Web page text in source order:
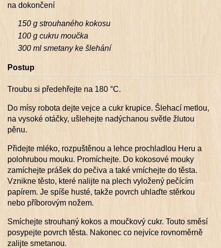
na dokončení
150 g strouhaného kokosu
100 g cukru moučka
300 ml smetany ke šlehání
Postup
Troubu si předehřejte na 180 °C.
Do mísy robota dejte vejce a cukr krupice. Šlehací metlou,
na vysoké otáčky, ušlehejte nadýchanou světle žlutou
pěnu.
Přidejte mléko, rozpuštěnou a lehce prochladlou Heru a
polohrubou mouku. Promíchejte. Do kokosové mouky
zamíchejte prášek do pečiva a také vmíchejte do těsta.
Vznikne těsto, které nalijte na plech vyložený pečícím
papírem. Je spíše husté, takže povrch uhlaďte stěrkou
nebo příborovým nožem.
Smíchejte strouhaný kokos a moučkový cukr. Touto směsí
posypejte povrch těsta. Nakonec co nejvíce rovnoměrně
zalijte smetanou.